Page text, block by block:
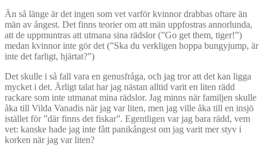
Än så länge är det ingen som vet varför kvinnor drabbas oftare än
män av ångest. Det finns teorier om att män uppfostras annorlunda,
att de uppmuntras att utmana sina rädslor (”Go get them, tiger!”)
medan kvinnor inte gör det (”Ska du verkligen hoppa bungyjump, är
inte det farligt, hjärtat?”)
Det skulle i så fall vara en genusfråga, och jag tror att det kan ligga
mycket i det. Ärligt talat har jag nästan alltid varit en liten rädd
rackare som inte utmanat mina rädslor. Jag minns när familjen skulle
åka till Vilda Vanadis när jag var liten, men jag ville åka till en insjö
istället för ”där finns det fiskar”. Egentligen var jag bara rädd, vem
vet: kanske hade jag inte fått panikångest om jag varit mer styv i
korken när jag var liten?